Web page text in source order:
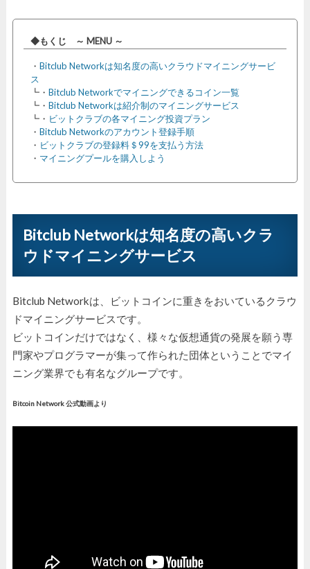
◆もくじ ～ MENU ～
・ Bitclub Networkは知名度の高いクラウドマイニングサービ
ス
┗・ Bitclub Networkでマイニングできるコイン一覧
┗・ Bitclub Networkは紹介制のマイニングサービス
┗・ ビットクラブの各マイニング投資プラン
・ Bitclub Networkのアカウント登録手順
・ ビットクラブの登録料＄99を支払う方法
・ マイニングプールを購入しよう
Bitclub Networkは知名度の高いクラ
ウドマイニングサービス
Bitclub Networkは、ビットコインに重きをおいているクラウ
ドマイニングサービスです。
ビットコインだけではなく、様々な仮想通貨の発展を願う専
門家やプログラマーが集って作られた団体ということでマイ
ニング業界でも有名なグループです。
Bitcoin Network 公式動画より